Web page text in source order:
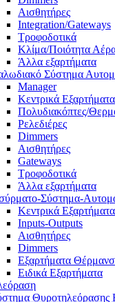
Αισθητήρες
Integration/Gateways
Τροφοδοτικά
Κλίμα/Ποιότητα
Άλλα εξαρτήματα
Σύστημα
Manager
Κεντρικά Εξαρτήματα
Πολυδιακόπτες/
Ρελεδιέρες
Dimmers
Αισθητήρες
Gateways
Τροφοδοτικά
Άλλα εξαρτήματα
Σύστημα-
Κεντρικά
Inputs-Outputs
Αισθητήρες
Dimmers
Εξαρτήματα
Ειδικά Εξαρτήματα
Θυροτηλεόρασης